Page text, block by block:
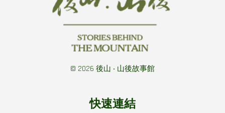
© 2026 後山 ‧ 山後故事館
快速連結